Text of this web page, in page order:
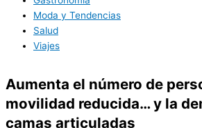
Moda y Tendencias
Salud
Viajes
Aumenta el número de
movilidad reducida… y la
camas articuladas